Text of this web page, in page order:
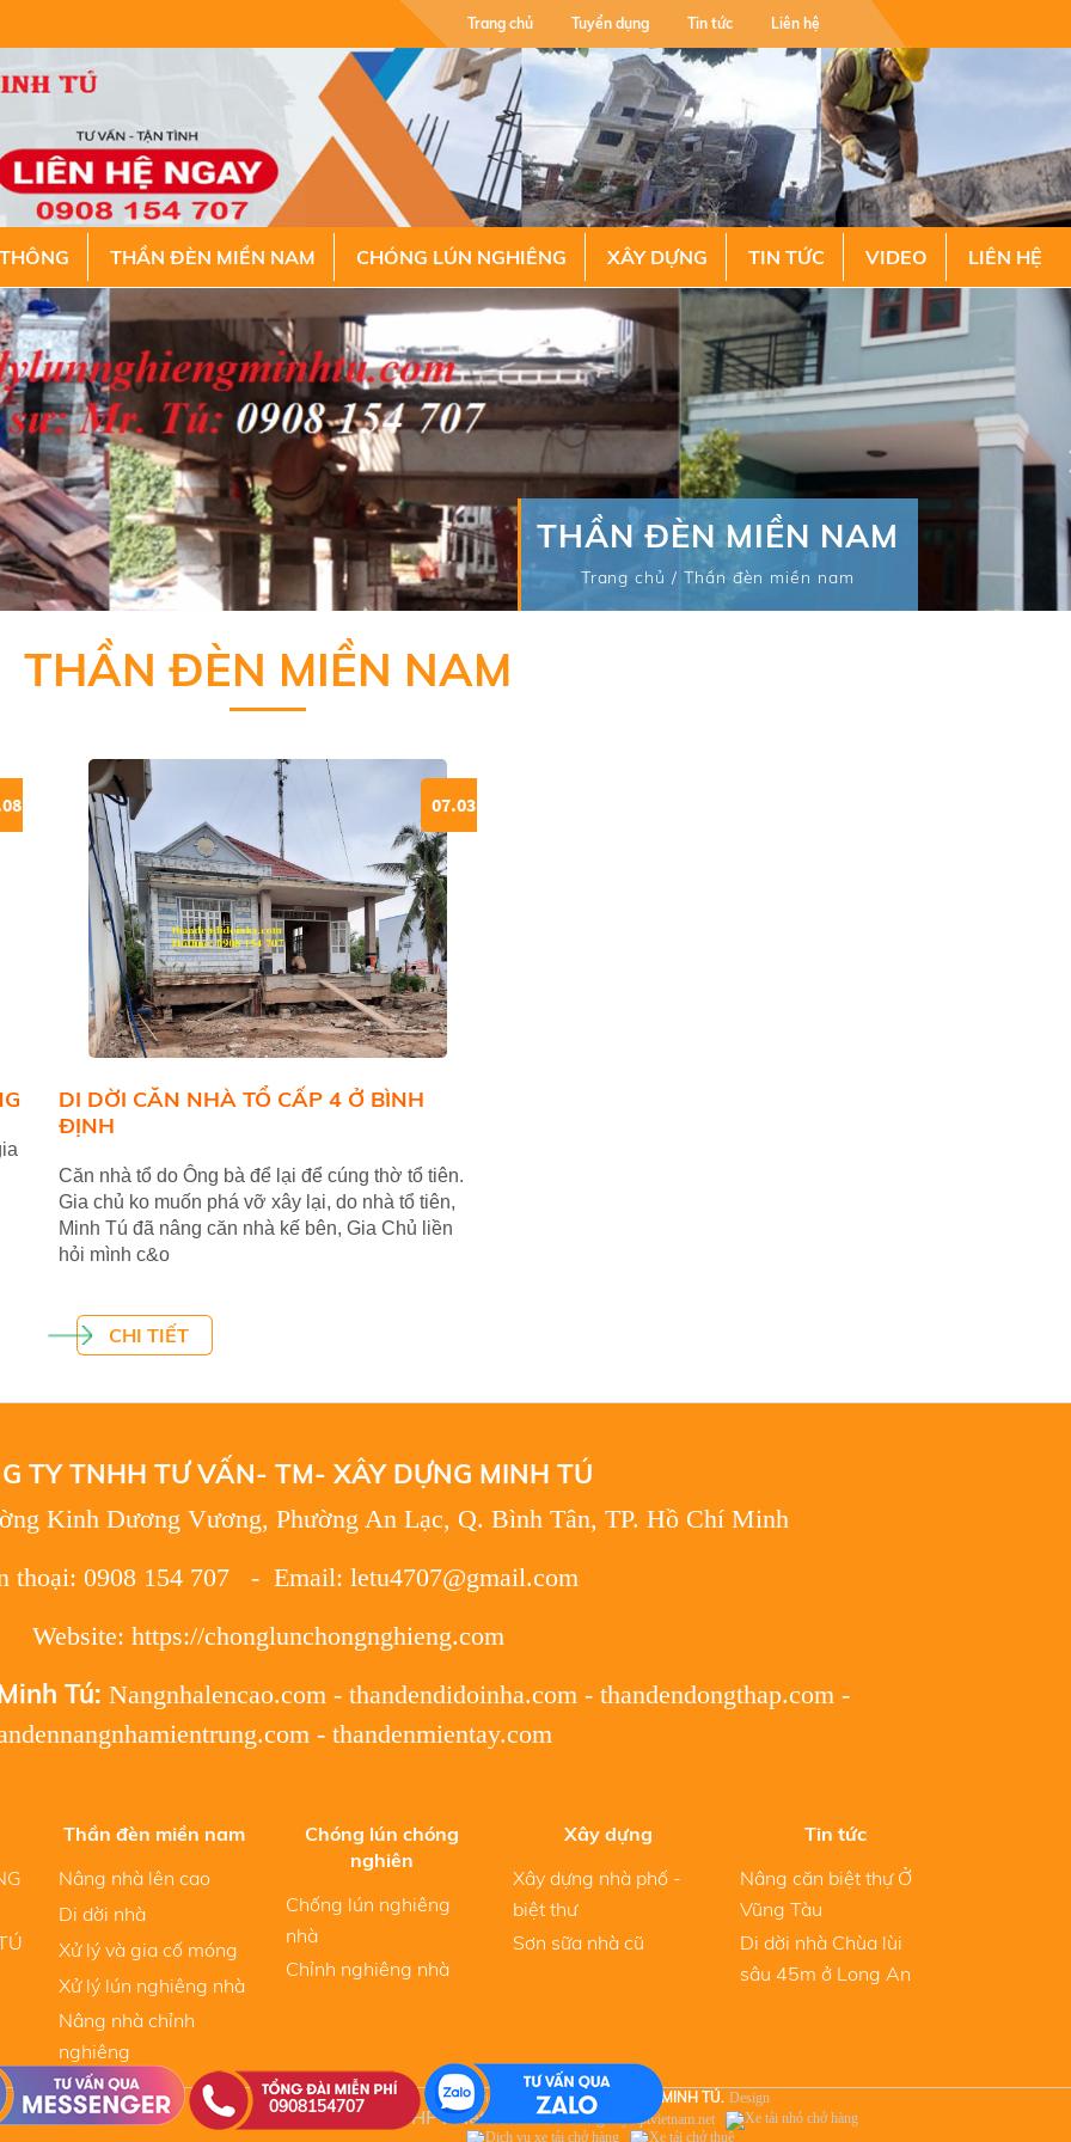
THẦN ĐÈN MIỀN NAM CHÓNG LÚN NGHIÊNG XÂY DỰNG TIN TỨC VIDEO LIÊN HỆ
Trang chủ Tuyển dụng Tin tức Liên hệ
THẦN ĐÈN MIỀN NAM
Trang chủ /Thần đèn miền nam
THẦN ĐÈN MIỀN NAM
07.03
DI DỜI CĂN NHÀ TỔ CẤP 4 Ở BÌNH
ĐỊNH
Căn nhà tổ do Ông bà để lại để cúng thờ tổ tiên.
Gia chủ ko muốn phá vỡ xây lại, do nhà tổ tiên,
Minh Tú đã nâng căn nhà kế bên, Gia Chủ liền
hỏi mình c&o
CHI TIẾT
TY TNHH TƯ VẤN- TM- XÂY DỰNG MINH TÚ
Kinh Dương Vương, Phường An Lạc, Q. Bình Tân, TP. Hồ Chí Minh
thoại: 0908 154 707 - Email: letu4707@gmail.com
Website: https://chonglunchongnghieng.com
Tú: Nangnhalencao.com - thandendidoinha.com - thandendongthap.com -
- thandenmientay.com
Thần đèn miền nam
Nâng nhà lên cao
Di dời nhà
Xử lý và gia cố móng
Xử lý lún nghiêng nhà
Nâng nhà chỉnh
nghiêng
Chóng lún chóng
nghiên
Chống lún nghiêng
nhà
Chỉnh nghiêng nhà
Xây dựng
Xây dựng nhà phố -
biệt thư
Sơn sữa nhà cũ
Tin tức
Nâng căn biệt thự Ở
Vũng Tàu
Di dời nhà Chùa lùi
sâu 45m ở Long An
Copyright © 2024 CHỐNG LÚN MINH TÚ. Design
by HPTVietnam.net Design by hptvietnam.net
0908154707